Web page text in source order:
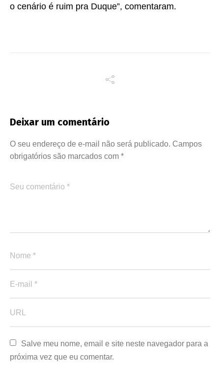
o cenário é ruim pra Duque”, comentaram.
Deixar um comentário
O seu endereço de e-mail não será publicado. Campos
obrigatórios são marcados com *
Salve meu nome, email e site neste navegador para a
próxima vez que eu comentar.